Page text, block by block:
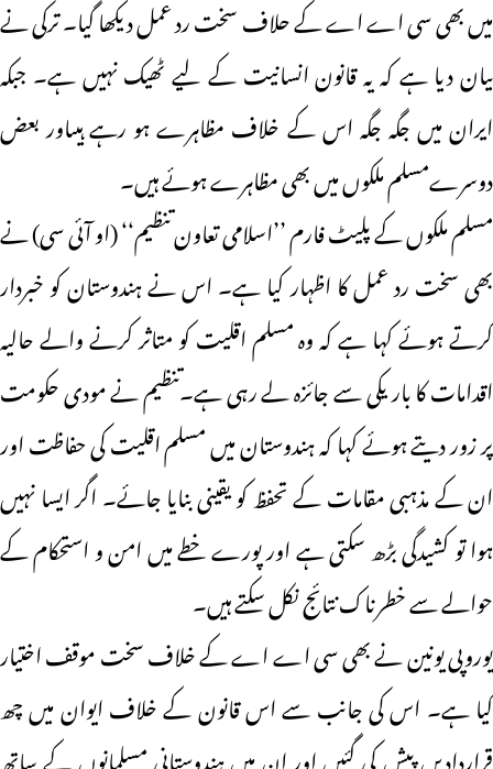
میں بھی سی اے اے کے حلاف سخت رد عمل دیکھا گیا۔ ترکی نے
بیان دیا ہے کہ یہ قانون انسانیت کے لیے ٹھیک نہیں ہے۔ جبکہ
ایران میں جگہ جگہ اس کے خلاف مظاہرے ہو رہے ہیںاور بعض
دوسرےمسلم ملکوں میں بھی مظاہرے ہوئے ہیں۔
مسلم ملکوں کے پلیٹ فارم ’’اسلامی تعاون تنظیم‘‘ (او آئی سی) نے
بھی سخت رد عمل کا اظہار کیا ہے۔ اس نے ہندوستان کو خبردار
کرتے ہوئے کہا ہے کہ وہ مسلم اقلیت کو متاثر کرنے والے حالیہ
اقدامات کا باریکی سے جائزہ لے رہی ہے۔تنظیم نے مودی حکومت
پر زور دیتے ہوئے کہا کہ ہندوستان میں مسلم اقلیت کی حفاظت اور
ان کے مذہبی مقامات کے تحفظ کو یقینی بنایا جائے۔ اگر ایسا نہیں
ہوا تو کشیدگی بڑھ سکتی ہے اور پورے خطے میں امن و استحکام کے
حوالے سے خطرناک نتائج نکل سکتے ہیں۔
یوروپی یونین نے بھی سی اے اے کے خلاف سخت موقف اختیار
کیا ہے۔ اس کی جانب سے اس قانون کے خلاف ایوان میں چھ
قراردادیں پیش کی گئیں اور ان میں ہندوستانی مسلمانوں کے ساتھ